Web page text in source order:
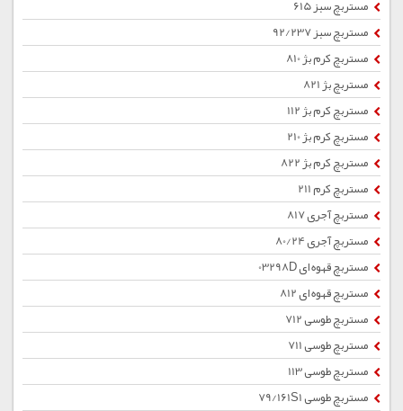
مستربچ سبز 615
مستربچ سبز 92/237
مستربچ کرم بژ 810
مستربچ بژ 821
مستربچ کرم بژ 112
مستربچ کرم بژ 210
مستربچ کرم بژ 822
مستربچ کرم 211
مستربچ آجری 817
مستربچ آجری 80/24
مستربچ قهوه ای 03298D
مستربچ قهوه ای 812
مستربچ طوسی 712
مستربچ طوسی 711
مستربچ طوسی 113
مستربچ طوسی 79/161S1